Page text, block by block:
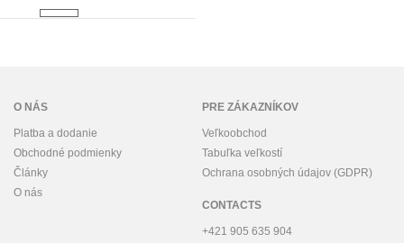
O NÁS
Platba a dodanie
Obchodné podmienky
Články
O nás
PRE ZÁKAZNÍKOV
Veľkoobchod
Tabuľka veľkostí
Ochrana osobných údajov (GDPR)
CONTACTS
+421 905 635 904